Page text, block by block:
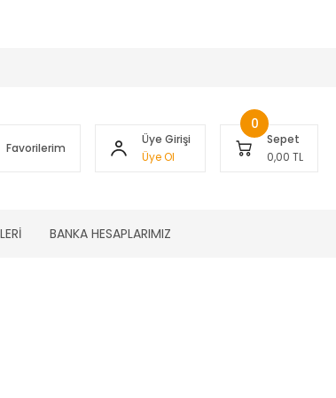
Favorilerim
Üye Girişi
Üye Ol
Sepet
0,00 TL
0
BANKA HESAPLARIMIZ